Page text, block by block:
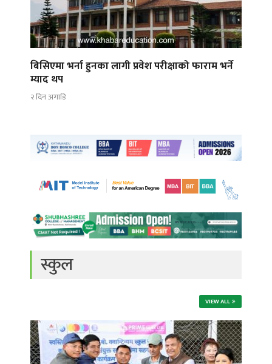
बिसिएमा भर्ना हुनका लागी प्रवेश परीक्षाको फाराम भर्ने
म्याद थप
२ दिन अगाडि
स्कुल
VIEW ALL